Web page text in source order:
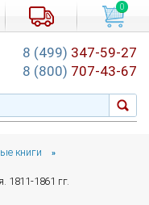
книги »
1811-1861 гг.
0
8 (499) 347-59-27
8 (800) 707-43-67